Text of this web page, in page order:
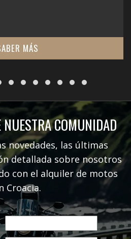
MÁS
NUESTRA COMUNIDAD
novedades, las últimas
detallada sobre nosotros
con el alquiler de motos
Croacia.